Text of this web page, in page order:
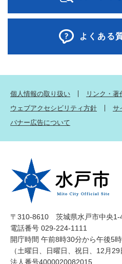
よくある
個人情報の取り扱い
リンク・
ウェブアクセシビリティ方針
サ
バナー広告について
〒310-8610 茨城県水戸市中央1-
電話番号 029-224-1111
開庁時間 午前8時30分から午後5
（土曜日、日曜日、祝日、12月29
法人番号4000020082015